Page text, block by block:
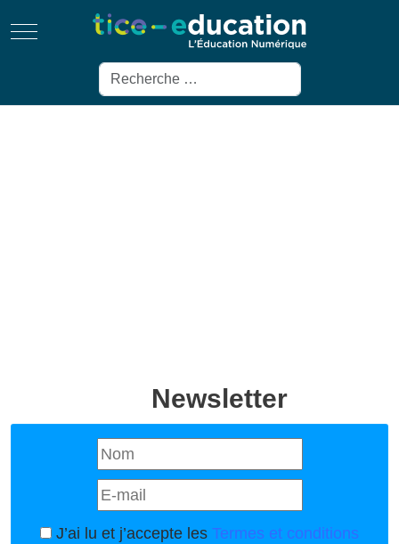
Mobile Menu Toggle
Rechercher
Newsletter
J’ai lu et j’accepte les Termes et conditions